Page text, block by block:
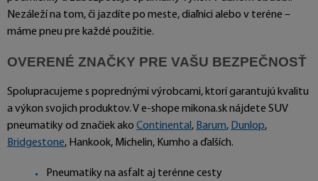
Nezáleží na tom, či jazdíte po meste, diaľnici alebo v teréne –
máme pneu pre každé použitie.
OVERENÉ ZNAČKY PRE VAŠU BEZPEČNOSŤ
Spolupracujeme s poprednými výrobcami, ktorí garantujú kvalitu
a výkon svojich produktov. V e-shope mikona.sk nájdete SUV
pneumatiky od značiek ako Continental , Barum, Dunlop,
Bridgestone, Hankook, Michelin, Kumho a ďalších.
Pneumatiky na asfalt aj terénne cesty